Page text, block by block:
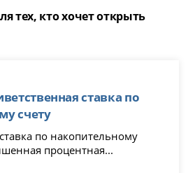
тех, кто хочет открыть
ставка по
счету
по накопительному
процентная...